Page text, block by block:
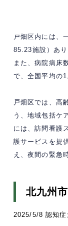
戸畑区内には、
85.23施設）あ
また、病院病床
で、全国平均の
戸畑区では、高
う、地域包括ケ
には、訪問看護
護サービスを提
え、夜間の緊急
北九州
2025/5/8 認知症